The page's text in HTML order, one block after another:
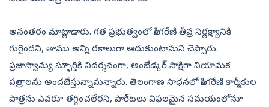
అనంతరం మాట్లాడారు. గత ప్రభుత్వంలో సింగరేణి తీవ్ర నిర్లక్ష్యానికి
గురైందని, తాము అన్ని రకాలుగా ఆదుకుంటామని చెప్పారు.
ప్రజాస్వామ్య స్ఫూర్తికి నిదర్శనంగా, అంబేడ్కర్‌ సాక్షిగా నియామక
పత్రాలను అందజేస్తున్నామన్నారు. తెలంగాణ సాధనలో సింగరేణి కార్మీకుల
పాత్రను ఎవరూ తగ్గించలేరని, పారీ్టలు విఫలమైన సమయంలోనూ